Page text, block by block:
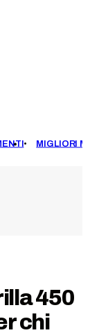
MIGLIORI
450
chi